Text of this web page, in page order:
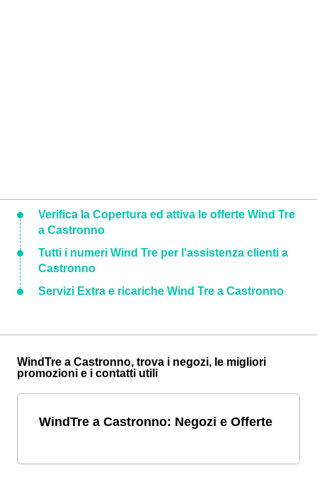
Verifica la Copertura ed attiva le offerte Wind Tre
a Castronno
Tutti i numeri Wind Tre per l'assistenza clienti a
Castronno
Servizi Extra e ricariche Wind Tre a Castronno
WindTre a Castronno, trova i negozi, le migliori
promozioni e i contatti utili
WindTre a Castronno: Negozi e Offerte